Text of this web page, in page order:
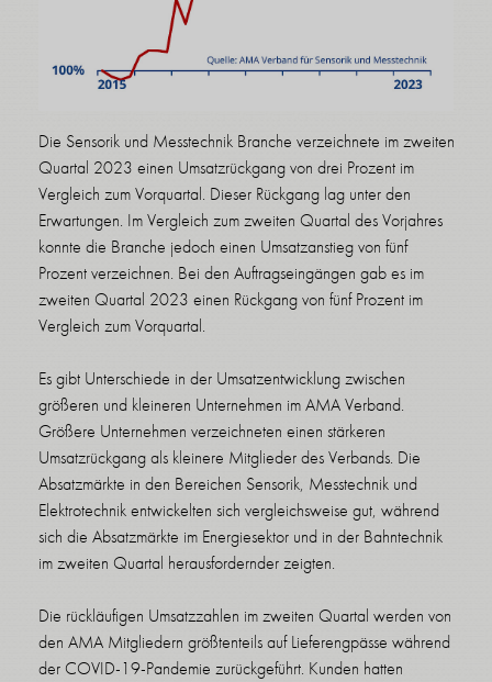
Die Sensorik und Messtechnik Branche verzeichnete im zweiten
Quartal 2023 einen Umsatzrückgang von drei Prozent im
Vergleich zum Vorquartal. Dieser Rückgang lag unter den
Erwartungen. Im Vergleich zum zweiten Quartal des Vorjahres
konnte die Branche jedoch einen Umsatzanstieg von fünf
Prozent verzeichnen. Bei den Auftragseingängen gab es im
zweiten Quartal 2023 einen Rückgang von fünf Prozent im
Vergleich zum Vorquartal.
Es gibt Unterschiede in der Umsatzentwicklung zwischen
größeren und kleineren Unternehmen im AMA Verband.
Größere Unternehmen verzeichneten einen stärkeren
Umsatzrückgang als kleinere Mitglieder des Verbands. Die
Absatzmärkte in den Bereichen Sensorik, Messtechnik und
Elektrotechnik entwickelten sich vergleichsweise gut, während
sich die Absatzmärkte im Energiesektor und in der Bahntechnik
im zweiten Quartal herausfordernder zeigten.
Die rückläufigen Umsatzzahlen im zweiten Quartal werden von
den AMA Mitgliedern größtenteils auf Lieferengpässe während
der COVID-19-Pandemie zurückgeführt. Kunden hatten